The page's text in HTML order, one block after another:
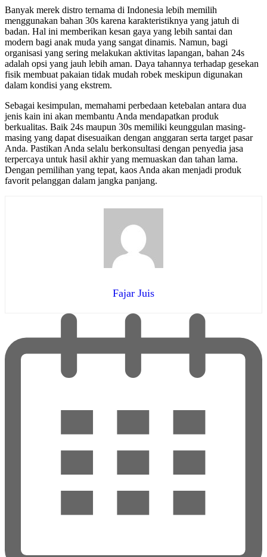
Banyak merek distro ternama di Indonesia lebih memilih
menggunakan bahan 30s karena karakteristiknya yang jatuh di
badan. Hal ini memberikan kesan gaya yang lebih santai dan
modern bagi anak muda yang sangat dinamis. Namun, bagi
organisasi yang sering melakukan aktivitas lapangan, bahan 24s
adalah opsi yang jauh lebih aman. Daya tahannya terhadap gesekan
fisik membuat pakaian tidak mudah robek meskipun digunakan
dalam kondisi yang ekstrem.
Sebagai kesimpulan, memahami perbedaan ketebalan antara dua
jenis kain ini akan membantu Anda mendapatkan produk
berkualitas. Baik 24s maupun 30s memiliki keunggulan masing-
masing yang dapat disesuaikan dengan anggaran serta target pasar
Anda. Pastikan Anda selalu berkonsultasi dengan penyedia jasa
terpercaya untuk hasil akhir yang memuaskan dan tahan lama.
Dengan pemilihan yang tepat, kaos Anda akan menjadi produk
favorit pelanggan dalam jangka panjang.
Fajar Juis